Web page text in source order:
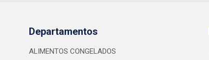
Departamentos
ALIMENTOS CONGELADOS